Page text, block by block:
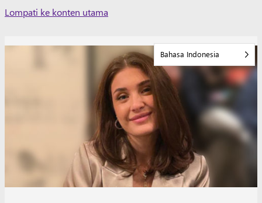
Skip
Lompati ke konten utama
Bahasa Indonesia